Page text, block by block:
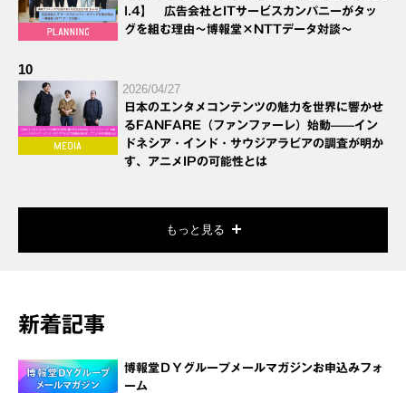
l.4】 広告会社とITサービスカンパニーがタッ
グを組む理由～博報堂×NTTデータ対談～
10
2026/04/27
日本のエンタメコンテンツの魅力を世界に響かせ
るFANFARE（ファンファーレ）始動——イン
ドネシア・インド・サウジアラビアの調査が明か
す、アニメIPの可能性とは
もっと見る
新着記事
博報堂ＤＹグループメールマガジンお申込みフォ
ーム